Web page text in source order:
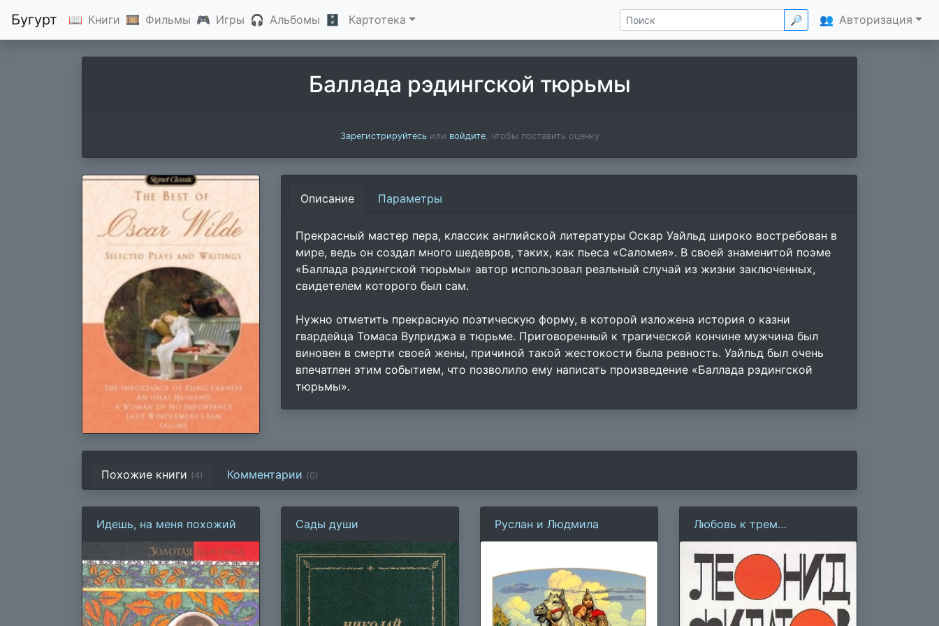
Бугурт 📖 Книги 🎞 Фильмы 🎮 Игры 🎧 Альбомы 🗄 Картотека 🔎 👥 Авторизация
Баллада рэдингской тюрьмы
Зарегистрируйтесьили войдите, чтобы поставить оценку
Описание Параметры
Прекрасный мастер пера, классик английской литературы Оскар Уайльд широко востребован в
мире, ведь он создал много шедевров, таких, как пьеса «Саломея». В своей знаменитой поэме
«Баллада рэдингской тюрьмы» автор использовал реальный случай из жизни заключенных,
свидетелем которого был сам.
Нужно отметить прекрасную поэтическую форму, в которой изложена история о казни
гвардейца Томаса Вулриджа в тюрьме. Приговоренный к трагической кончине мужчина был
виновен в смерти своей жены, причиной такой жестокости была ревность. Уайльд был очень
впечатлен этим событием, что позволило ему написать произведение «Баллада рэдингской
тюрьмы».
Похожие книги (4) Комментарии (0)
Идешь, на меня похожий Сады души Руслан и Людмила
Любовь к трем
апельсинам